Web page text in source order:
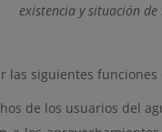
existencia y situación
las siguientes funciones
de los usuarios del